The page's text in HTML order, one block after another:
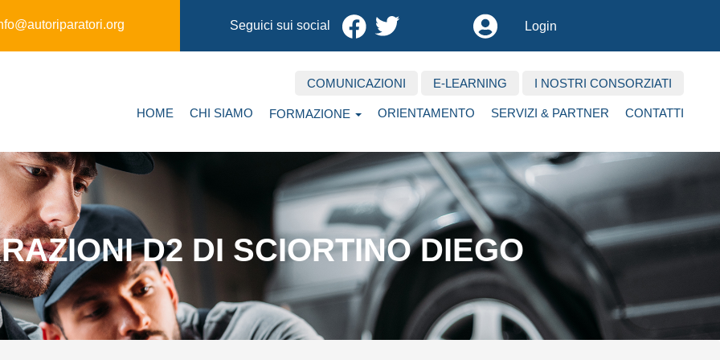
Seguici sui social
User
account
menu
Login
navigation
COMUNICAZIONI E-LEARNING I NOSTRI CONSORZIATI
Main
HOME CHI SIAMO FORMAZIONE ORIENTAMENTO SERVIZI & PARTNER CONTATTI
D2 DI SCIORTINO DIEGO